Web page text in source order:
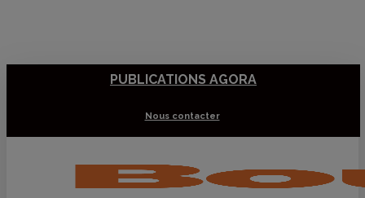
PUBLICATIONS AGORA
Nous contacter